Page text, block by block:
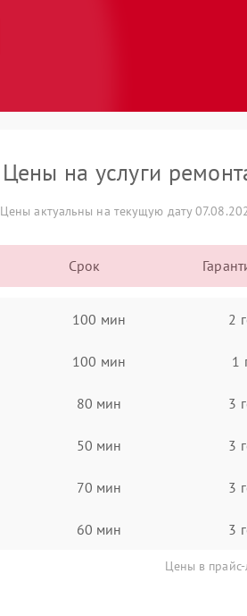
Цены на услуги
Цены актуальны на текущую дату
Срок
100 мин 2
100 мин 1
80 мин 3
50 мин 3
70 мин 3
60 мин 3
Цены в прайс-